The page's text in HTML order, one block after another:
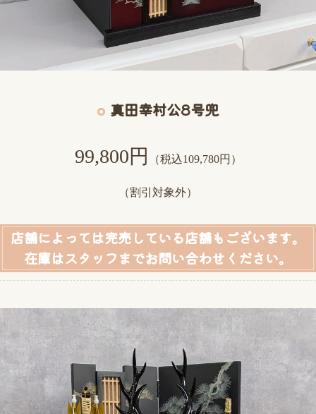
真田幸村公8号兜
99,800円 （税込109,780円）
（割引対象外）
店舗によっては完売している店舗もございます。
在庫はスタッフまでお問い合わせください。